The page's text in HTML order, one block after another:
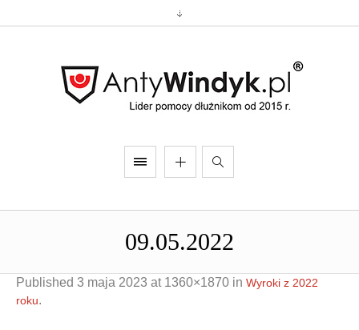
09.05.2022
Published 3 maja 2023 at 1360×1870 in Wyroki z 2022
roku.